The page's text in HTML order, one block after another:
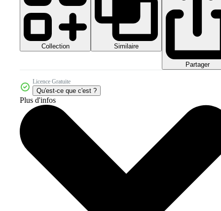
Collection Similaire
Partager
Licence Gratuite
Qu'est-ce que c'est ?
Plus d'infos